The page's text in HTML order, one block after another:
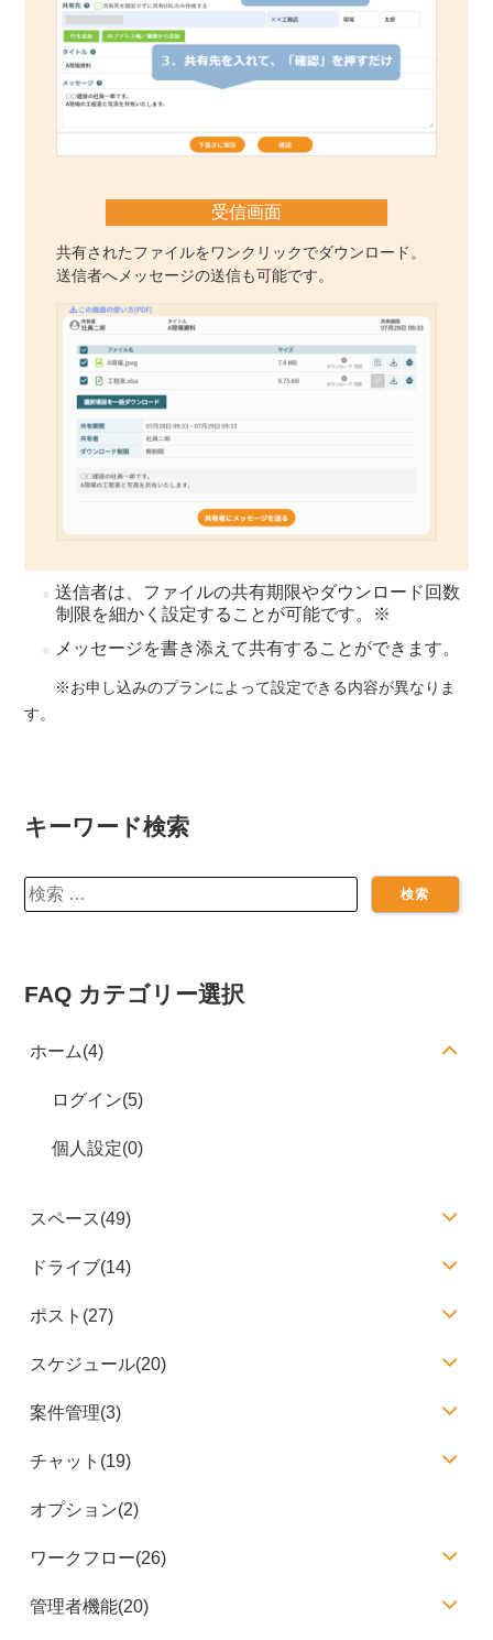
受信画面
共有されたファイルをワンクリックでダウンロード。
送信者へメッセージの送信も可能です。
送信者は、ファイルの共有期限やダウンロード回数
制限を細かく設定することが可能です。※
メッセージを書き添えて共有することができます。
※お申し込みのプランによって設定できる内容が異なりま
す。
キーワード検索
検
索:
FAQ カテゴリー選択
ホーム(4)
ログイン(5)
個人設定(0)
スペース(49)
ドライブ(14)
ポスト(27)
スケジュール(20)
案件管理(3)
チャット(19)
オプション(2)
ワークフロー(26)
管理者機能(20)